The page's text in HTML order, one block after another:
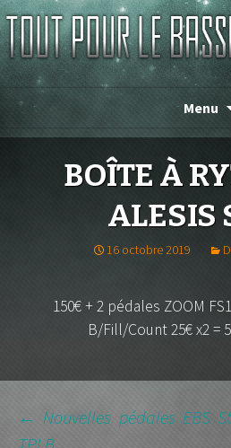
TOUT POUR LE Menu
BOÎTE À
ALESIS
16 octobre 2019
150€ + 2 pédales ZOOM
B/Fill/Count 25€ x2 =
← Nouvelles pédales EBS